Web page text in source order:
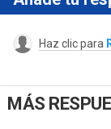
Haz clic para
MÁS